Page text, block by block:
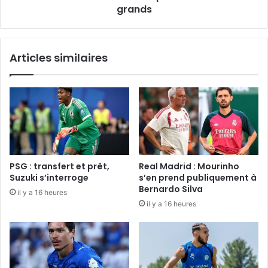
la
des
grands
Articles similaires
PSG : transfert et prêt,
Suzuki s’interroge
il y a 16 heures
Real Madrid : Mourinho
s’en prend publiquement à
Bernardo Silva
il y a 16 heures